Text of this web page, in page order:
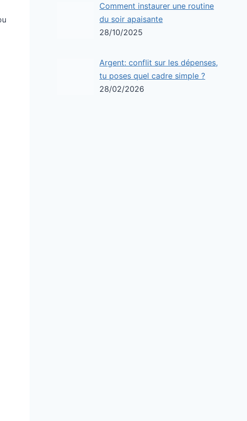
Comment instaurer une routine
du soir apaisante
28/10/2025
Argent: conflit sur les dépenses,
tu poses quel cadre simple ?
28/02/2026